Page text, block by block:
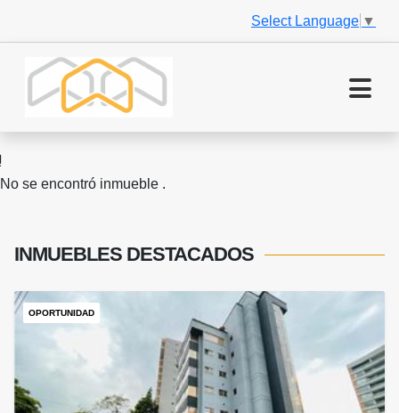
Select Language ▼
No se encontró inmueble .
INMUEBLES DESTACADOS
OPORTUNIDAD